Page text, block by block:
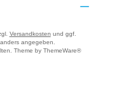
Versandkosten und ggf.
angegeben.
Theme by ThemeWare®